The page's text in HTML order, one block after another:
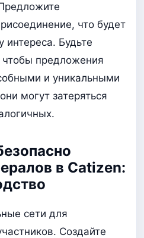
что будет
интереса. Будьте
предложения
и уникальными
могут затеряться
в Catizen:
сети для
Создайте